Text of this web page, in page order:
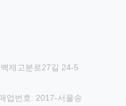
제고분로27길 24-5
업번호: 2017-서울송